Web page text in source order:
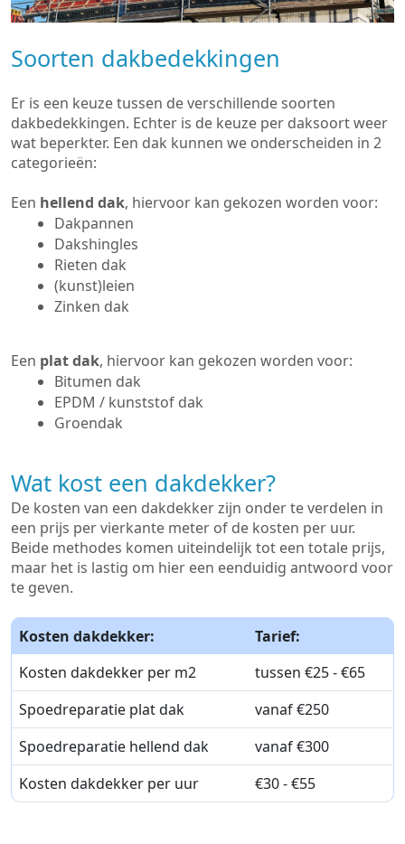
Soorten dakbedekkingen
Er is een keuze tussen de verschillende soorten
dakbedekkingen. Echter is de keuze per daksoort weer
wat beperkter. Een dak kunnen we onderscheiden in 2
categorieën:
Een hellend dak, hiervoor kan gekozen worden voor:
Dakpannen
Dakshingles
Rieten dak
(kunst)leien
Zinken dak
Een plat dak, hiervoor kan gekozen worden voor:
Bitumen dak
EPDM / kunststof dak
Groendak
Wat kost een dakdekker?
De kosten van een dakdekker zijn onder te verdelen in
een prijs per vierkante meter of de kosten per uur.
Beide methodes komen uiteindelijk tot een totale prijs,
maar het is lastig om hier een eenduidig antwoord voor
te geven.
Kosten dakdekker:
Tarief:
Kosten dakdekker per m2
tussen €25 - €65
Spoedreparatie plat dak
vanaf €250
Spoedreparatie hellend dak
vanaf €300
Kosten dakdekker per uur
€30 - €55